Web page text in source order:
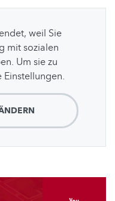
weil Sie
mit sozialen
Um sie zu
Einstellungen.